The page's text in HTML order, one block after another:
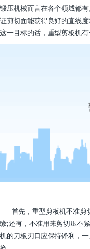
锻压机械而言在各个领域都
证剪切面能获得良好的直线
这一目标的话，重型剪板机有
首先，重型剪板机不准剪
缘;还有，不准用来剪切压不
机的刀板刃口应保持锋利，